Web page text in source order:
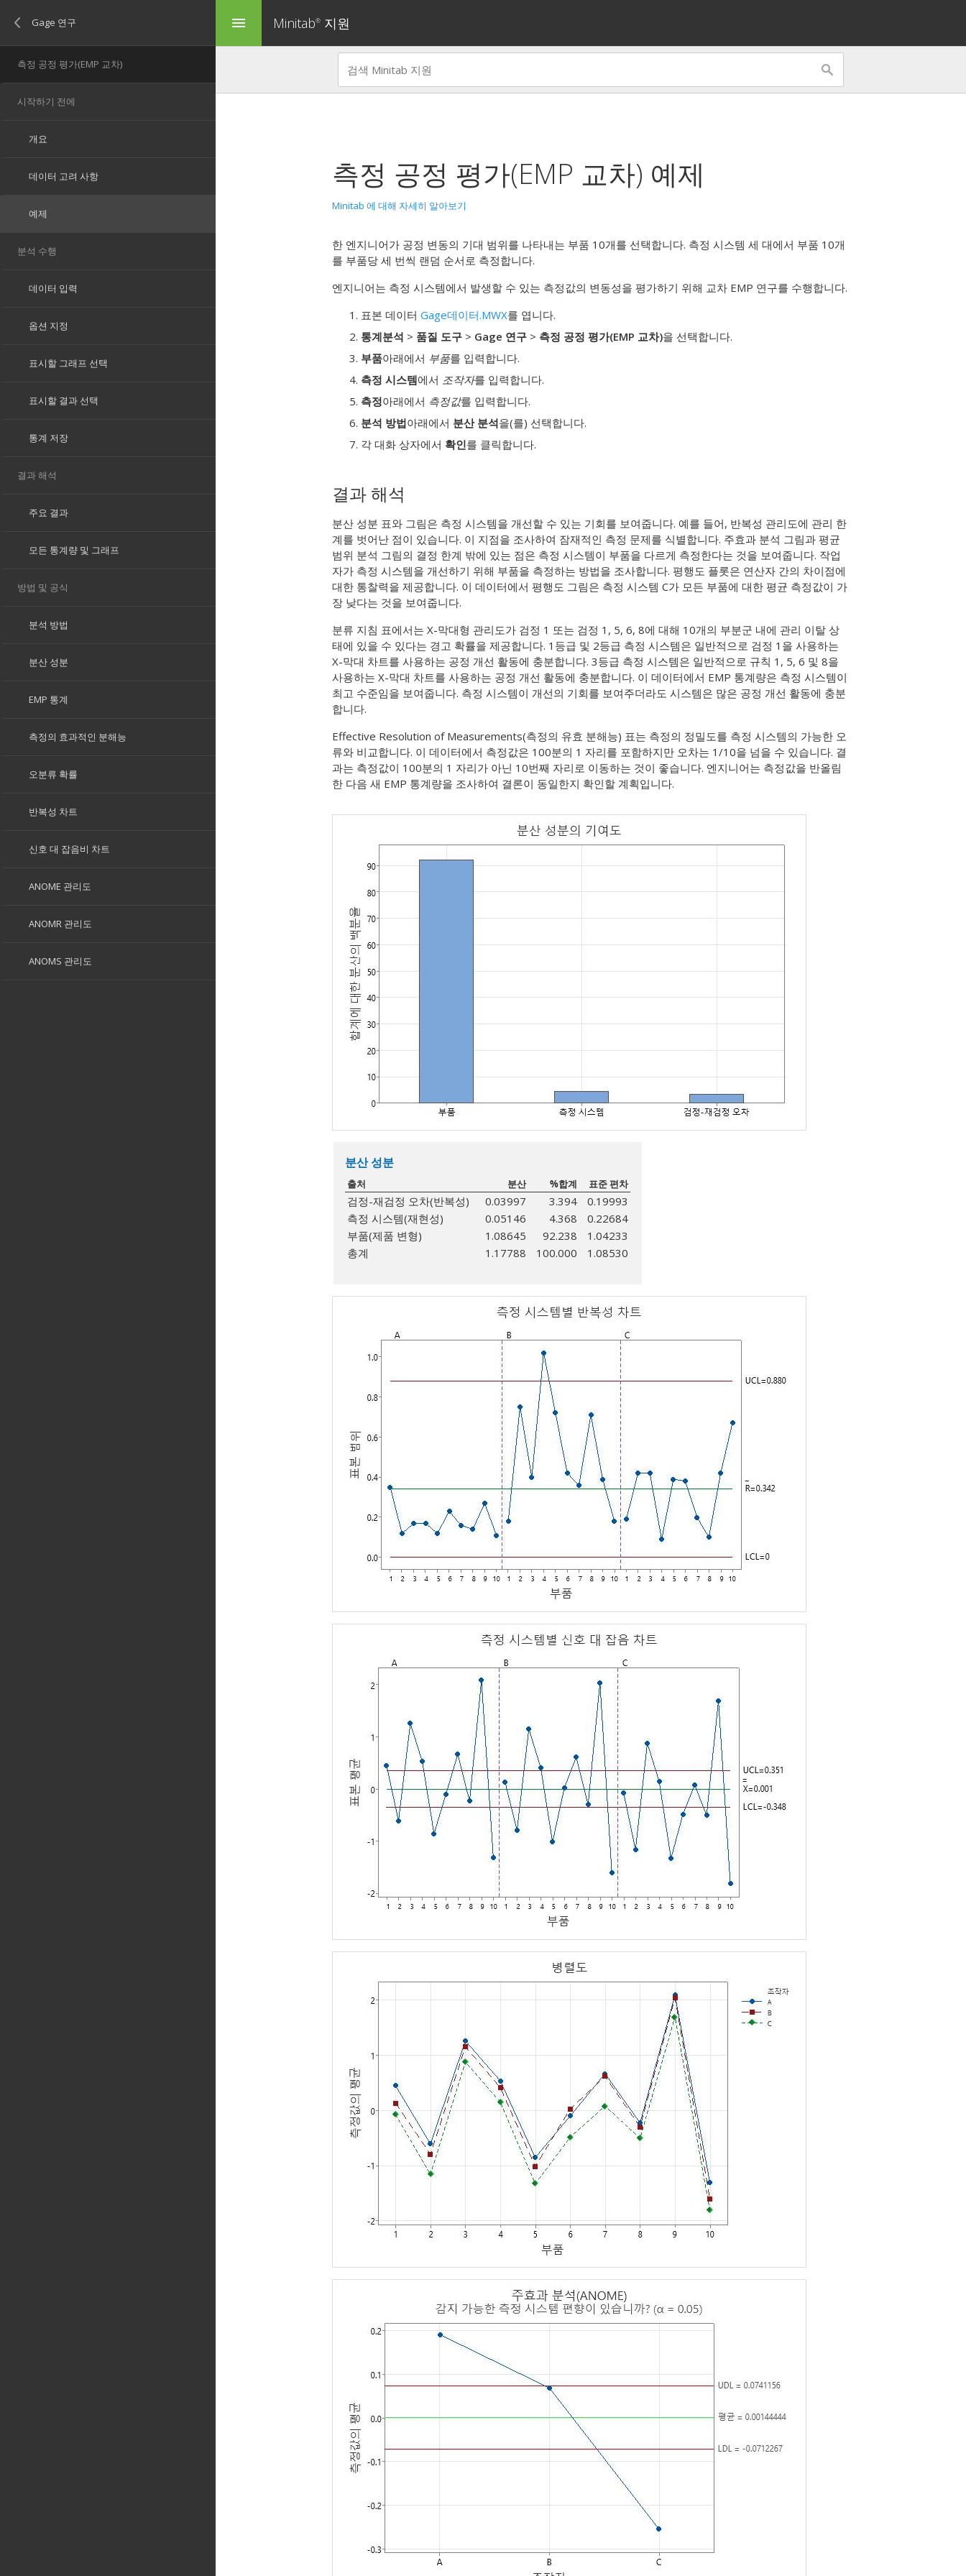
menu Minitab® 지원
측정 공정 평가(EMP 교차) 예제
Minitab 에 대해 자세히 알아보기
한 엔지니어가 공정 변동의 기대 범위를 나타내는 부품 10개를 선택합니다. 측정 시스템 세 대에서 부품 10개
를 부품당 세 번씩 랜덤 순서로 측정합니다.
엔지니어는 측정 시스템에서 발생할 수 있는 측정값의 변동성을 평가하기 위해 교차 EMP 연구를 수행합니다.
표본 데이터 Gage데이터.MWX를 엽니다.
통계분석 > 품질 도구 > Gage 연구 > 측정 공정 평가(EMP 교차)을 선택합니다.
부품아래에서 부품를 입력합니다.
측정 시스템에서 조작자를 입력합니다.
측정아래에서 측정값를 입력합니다.
분석 방법아래에서 분산 분석을(를) 선택합니다.
각 대화 상자에서 확인를 클릭합니다.
결과 해석
분산 성분 표와 그림은 측정 시스템을 개선할 수 있는 기회를 보여줍니다. 예를 들어, 반복성 관리도에 관리 한
계를 벗어난 점이 있습니다. 이 지점을 조사하여 잠재적인 측정 문제를 식별합니다. 주효과 분석 그림과 평균
범위 분석 그림의 결정 한계 밖에 있는 점은 측정 시스템이 부품을 다르게 측정한다는 것을 보여줍니다. 작업
자가 측정 시스템을 개선하기 위해 부품을 측정하는 방법을 조사합니다. 평행도 플롯은 연산자 간의 차이점에
대한 통찰력을 제공합니다. 이 데이터에서 평행도 그림은 측정 시스템 C가 모든 부품에 대한 평균 측정값이 가
장 낮다는 것을 보여줍니다.
분류 지침 표에서는 X-막대형 관리도가 검정 1 또는 검정 1, 5, 6, 8에 대해 10개의 부분군 내에 관리 이탈 상
태에 있을 수 있다는 경고 확률을 제공합니다. 1등급 및 2등급 측정 시스템은 일반적으로 검정 1을 사용하는
X-막대 차트를 사용하는 공정 개선 활동에 충분합니다. 3등급 측정 시스템은 일반적으로 규칙 1, 5, 6 및 8을
사용하는 X-막대 차트를 사용하는 공정 개선 활동에 충분합니다. 이 데이터에서 EMP 통계량은 측정 시스템이
최고 수준임을 보여줍니다. 측정 시스템이 개선의 기회를 보여주더라도 시스템은 많은 공정 개선 활동에 충분
합니다.
Effective Resolution of Measurements(측정의 유효 분해능) 표는 측정의 정밀도를 측정 시스템의 가능한 오
류와 비교합니다. 이 데이터에서 측정값은 100분의 1 자리를 포함하지만 오차는 1/10을 넘을 수 있습니다. 결
과는 측정값이 100분의 1 자리가 아닌 10번째 자리로 이동하는 것이 좋습니다. 엔지니어는 측정값을 반올림
한 다음 새 EMP 통계량을 조사하여 결론이 동일한지 확인할 계획입니다.
분산 성분
출처 분산 %합계 표준 편차
검정-재검정 오차(반복성) 0.03997 3.394
0.19993
측정 시스템(재현성)
0.05146 4.368
0.22684
부품(제품 변형)
1.08645 92.238
1.04233
총계
1.17788 100.000 1.08530